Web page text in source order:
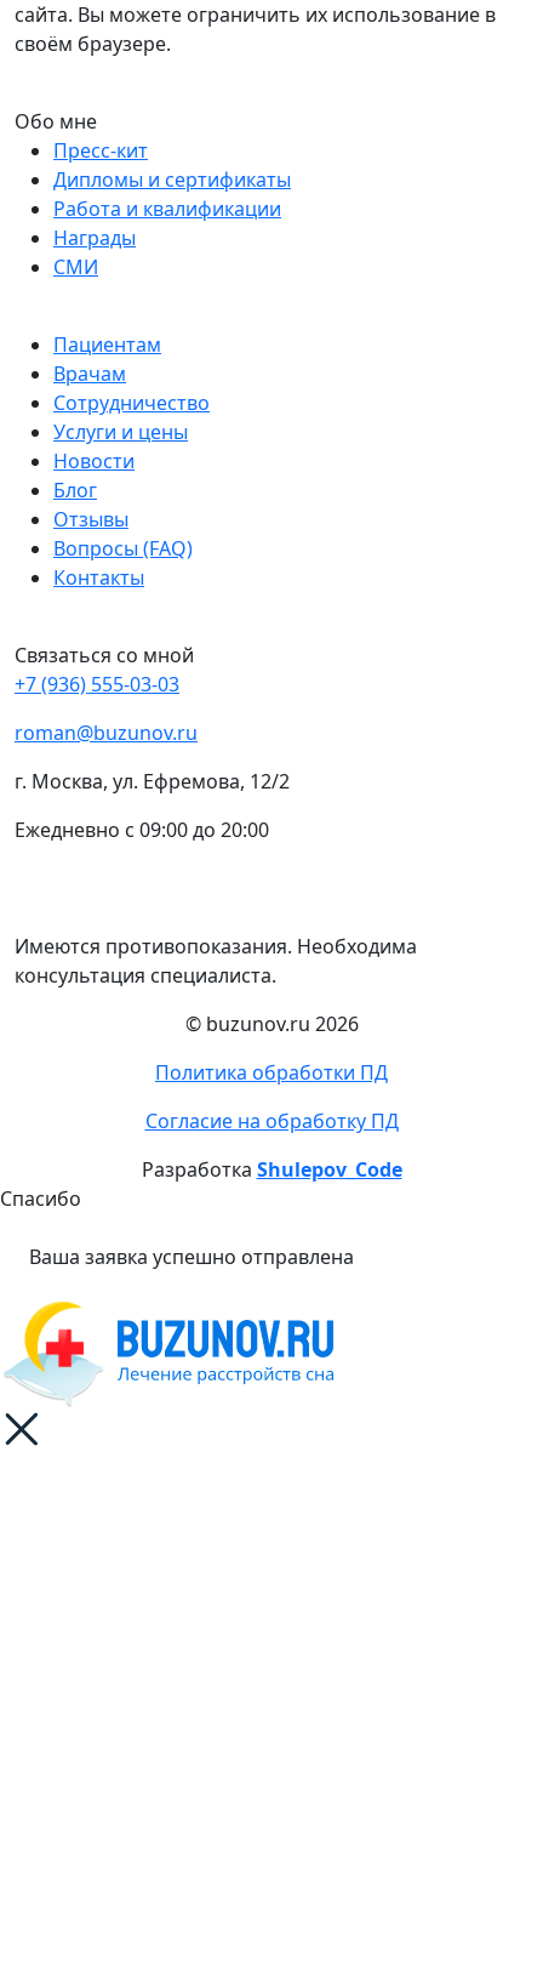
сайта. Вы можете ограничить их использование в
своём браузере.
Обо мне
Пресс-кит
Дипломы и сертификаты
Работа и квалификации
Награды
СМИ
Пациентам
Врачам
Сотрудничество
Услуги и цены
Новости
Блог
Отзывы
Вопросы (FAQ)
Контакты
Связаться со мной
+7 (936) 555-03-03
roman@buzunov.ru
г. Москва, ул. Ефремова, 12/2
Ежедневно с 09:00 до 20:00
Имеются противопоказания. Необходима
консультация специалиста.
© buzunov.ru 2026
Политика обработки ПД
Согласие на обработку ПД
Разработка Shulepov_Code
Спасибо
Ваша заявка успешно отправлена